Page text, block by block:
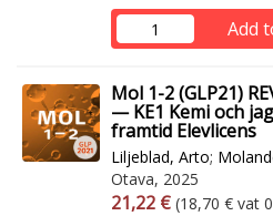
Add
Mol 1-2 (GLP21)
— KE1 Kemi och
framtid Elevlicens
Liljeblad, Arto;
Otava, 2025
Arvonlisäverollinen
21,22 € Excl. vat
(18,70 € vat